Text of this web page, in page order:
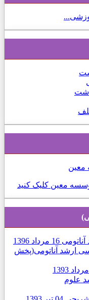
معین کلیک کنید
16 مرداد 1396
ارشد آناتومی(پخش
علوم